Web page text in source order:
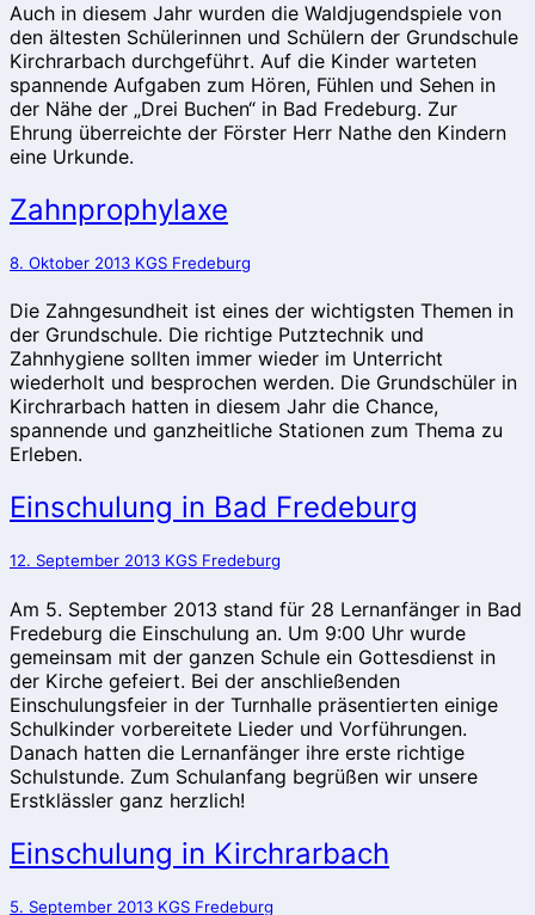
Auch in diesem Jahr wurden die Waldjugendspiele von
den ältesten Schülerinnen und Schülern der Grundschule
Kirchrarbach durchgeführt. Auf die Kinder warteten
spannende Aufgaben zum Hören, Fühlen und Sehen in
der Nähe der „Drei Buchen“ in Bad Fredeburg. Zur
Ehrung überreichte der Förster Herr Nathe den Kindern
eine Urkunde.
Zahnprophylaxe
Zahnprophylaxe
8. Oktober 2013 KGS Fredeburg
Die Zahngesundheit ist eines der wichtigsten Themen in
der Grundschule. Die richtige Putztechnik und
Zahnhygiene sollten immer wieder im Unterricht
wiederholt und besprochen werden. Die Grundschüler in
Kirchrarbach hatten in diesem Jahr die Chance,
spannende und ganzheitliche Stationen zum Thema zu
Erleben.
Einschulung
in
Bad
Fredeburg
Einschulung in Bad Fredeburg
12. September 2013 KGS Fredeburg
Am 5. September 2013 stand für 28 Lernanfänger in Bad
Fredeburg die Einschulung an. Um 9:00 Uhr wurde
gemeinsam mit der ganzen Schule ein Gottesdienst in
der Kirche gefeiert. Bei der anschließenden
Einschulungsfeier in der Turnhalle präsentierten einige
Schulkinder vorbereitete Lieder und Vorführungen.
Danach hatten die Lernanfänger ihre erste richtige
Schulstunde. Zum Schulanfang begrüßen wir unsere
Erstklässler ganz herzlich!
Einschulung
in
Einschulung in Kirchrarbach
5. September 2013 KGS Fredeburg